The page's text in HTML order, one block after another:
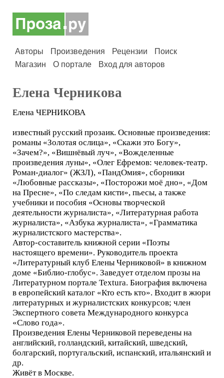
Авторы Произведения Рецензии
Поиск
Магазин
О портале Вход для авторов
Елена Черникова
Елена ЧЕРНИКОВА
известный русский прозаик. Основные произведения:
романы «Золотая ослица», «Скажи это Богу»,
«Зачем?», «Вишнёвый луч», «Вожделенные
произведения луны», «Олег Ефремов: человек-театр.
Роман-диалог» (ЖЗЛ), «ПандОмия», сборники
«Любовные рассказы», «Посторожи моё дно», «Дом
на Пресне», «По следам кисти», пьесы, а также
учебники и пособия «Основы творческой
деятельности журналиста», «Литературная работа
журналиста», «Азбука журналиста», «Грамматика
журналистского мастерства».
Автор-составитель книжной серии «Поэты
настоящего времени». Руководитель проекта
«Литературный клуб Елены Черниковой» в книжном
доме «Библио-глобус». Заведует отделом прозы на
Литературном портале Textura. Биография включена
в европейский каталог «Кто есть кто». Входит в жюри
литературных и журналистских конкурсов; член
Экспертного совета Международного конкурса
«Слово года».
Произведения Елены Черниковой переведены на
английский, голландский, китайский, шведский,
болгарский, португальский, испанский, итальянский и
др.
Живёт в Москве.